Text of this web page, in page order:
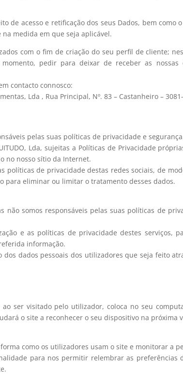
de acesso e retificação dos seus Dados, bem
medida em que seja aplicável.
com o fim de criação do seu perfil de cliente;
pedir para deixar de receber as
contacto connosco:
Lda , Rua Principal, Nº. 83 – Castanheiro –
pelas suas políticas de privacidade e
Lda, sujeitas a Políticas de Privacidade
no nosso sítio da Internet.
políticas de privacidade destas redes sociais, de
para eliminar ou limitar o tratamento desses dados.
não somos responsáveis pelas suas políticas de
e as políticas de privacidade destes serviços,
informação.
dados pessoais dos utilizadores que seja feito
ser visitado pelo utilizador, coloca no seu
o site a reconhecer o seu dispositivo na próxima
como os utilizadores usam o site e monitorar a
para nos permitir relembrar as preferências